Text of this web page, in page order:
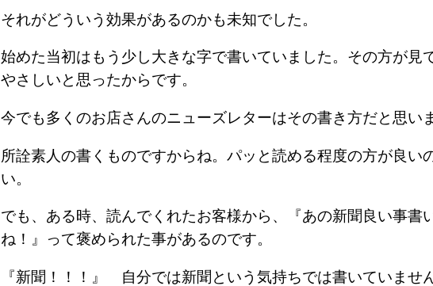
それがどういう効果があるのかも未知でした。
始めた当初はもう少し大きな字で書いていました。その方が見
やさしいと思ったからです。
今でも多くのお店さんのニューズレターはその書き方だと思い
所詮素人の書くものですからね。パッと読める程度の方が良い
い。
でも、ある時、読んでくれたお客様から、『あの新聞良い事書
ね！』って褒められた事があるのです。
『新聞！！！』 自分では新聞という気持ちでは書いていませ